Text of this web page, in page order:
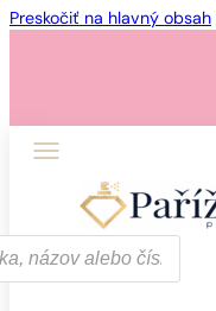
Preskočiť na hlavný obsah